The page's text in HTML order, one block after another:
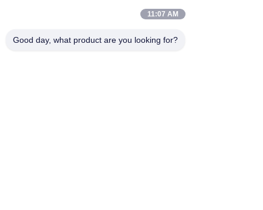
11:07 AM
Good day, what product are you looking for?